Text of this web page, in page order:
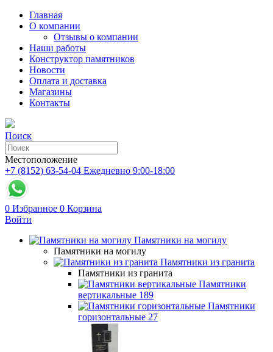
Главная
О компании
Отзывы о компании
Наши работы
Конструктор памятников
Новости
Оплата и доставка
Магазины
Контакты
Поиск
Местоположение
+7 (8152) 63-54-04 Ежедневно 9:00-18:00
0 Избранное 0 Корзина
Войти
Памятники на могилу
Памятники на могилу
Памятники из гранита
Памятники из гранита
Памятники
вертикальные 189
Памятники
горизонтальные 27